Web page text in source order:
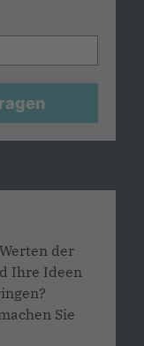
der
Ihre Ideen
Sie